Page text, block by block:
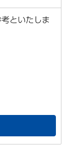
といたしま